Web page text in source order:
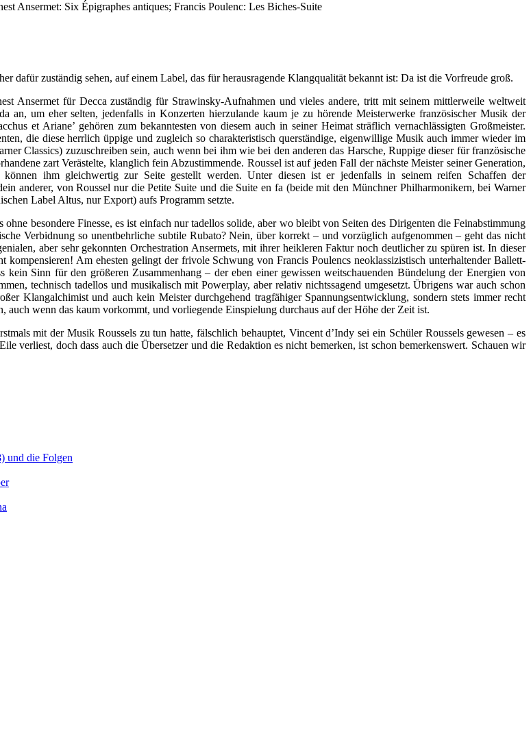
Ansermet: Six Épigraphes antiques; Francis Poulenc: Les Biches-Suite
dafür zuständig sehen, auf einem Label, das für herausragende Klangqualität bekannt ist: Da ist die Vorfreude groß.
Ansermet für Decca zuständig für Strawinsky-Aufnahmen und vieles andere, tritt mit seinem mittlerweile weltweit
an, um eher selten, jedenfalls in Konzerten hierzulande kaum je zu hörende Meisterwerke französischer Musik der
et Ariane’ gehören zum bekanntesten von diesem auch in seiner Heimat sträflich vernachlässigten Großmeister.
die diese herrlich üppige und zugleich so charakteristisch querständige, eigenwillige Musik auch immer wieder im
Classics) zuzuschreiben sein, auch wenn bei ihm wie bei den anderen das Harsche, Ruppige dieser für französische
zart Verästelte, klanglich fein Abzustimmende. Roussel ist auf jeden Fall der nächste Meister seiner Generation,
ihm gleichwertig zur Seite gestellt werden. Unter diesen ist er jedenfalls in seinem reifen Schaffen der
anderer, von Roussel nur die Petite Suite und die Suite en fa (beide mit den Münchner Philharmonikern, bei Warner
Label Altus, nur Export) aufs Programm setzte.
besondere Finesse, es ist einfach nur tadellos solide, aber wo bleibt von Seiten des Dirigenten die Feinabstimmung
Verbidnung so unentbehrliche subtile Rubato? Nein, über korrekt – und vorzüglich aufgenommen – geht das nicht
aber sehr gekonnten Orchestration Ansermets, mit ihrer heikleren Faktur noch deutlicher zu spüren ist. In dieser
Am ehesten gelingt der frivole Schwung von Francis Poulencs neoklassizistisch unterhaltender Ballett-
Sinn für den größeren Zusammenhang – der eben einer gewissen weitschauenden Bündelung der Energien von
technisch tadellos und musikalisch mit Powerplay, aber relativ nichtssagend umgesetzt. Übrigens war auch schon
Klangalchimist und auch kein Meister durchgehend tragfähiger Spannungsentwicklung, sondern stets immer recht
wenn das kaum vorkommt, und vorliegende Einspielung durchaus auf der Höhe der Zeit ist.
mit der Musik Roussels zu tun hatte, fälschlich behauptet, Vincent d’Indy sei ein Schüler Roussels gewesen – es
verliest, doch dass auch die Übersetzer und die Redaktion es nicht bemerken, ist schon bemerkenswert. Schauen wir
und die Folgen